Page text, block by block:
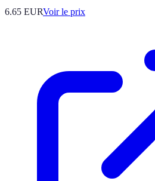
6.65 EURVoir le prix